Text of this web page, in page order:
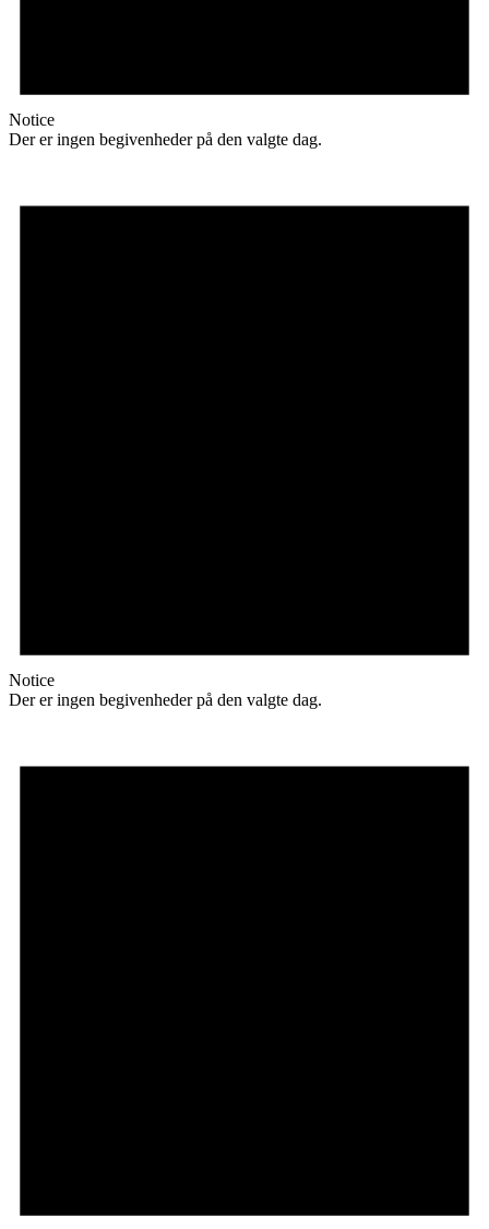
Notice
Der er ingen begivenheder på den valgte dag.
Notice
Der er ingen begivenheder på den valgte dag.